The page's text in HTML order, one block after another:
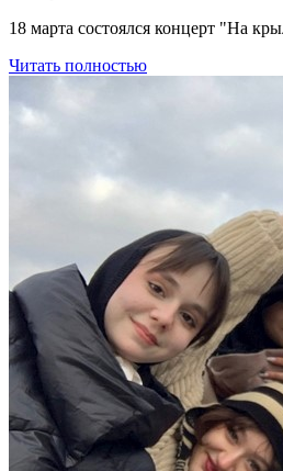
18 марта состоялся концерт "На
Читать полностью